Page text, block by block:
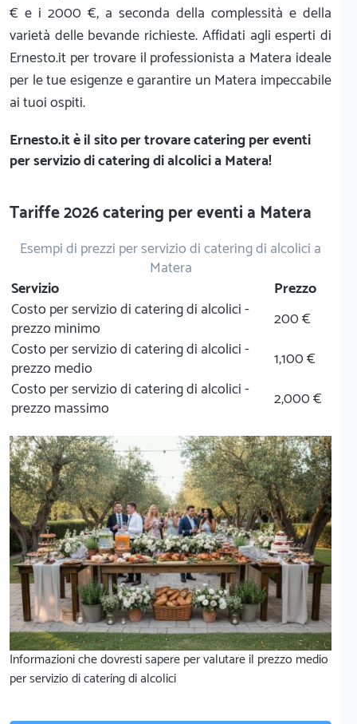
€ e i 2000 €, a seconda della complessità e della
varietà delle bevande richieste. Affidati agli esperti di
Ernesto.it per trovare il professionista a Matera ideale
per le tue esigenze e garantire un Matera impeccabile
ai tuoi ospiti.
Ernesto.itè il sito per trovare catering per eventi
per servizio di catering di alcolici a Matera!
Tariffe 2026 catering per eventi a Matera
Esempi di prezzi per servizio di catering di alcolici a
Matera
Servizio
Prezzo
Costo per servizio di catering di alcolici -
prezzo minimo
200 €
Costo per servizio di catering di alcolici -
prezzo medio
1,100 €
Costo per servizio di catering di alcolici -
prezzo massimo
2,000 €
Informazioni che dovresti sapere per valutare il prezzo medio
per servizio di catering di alcolici